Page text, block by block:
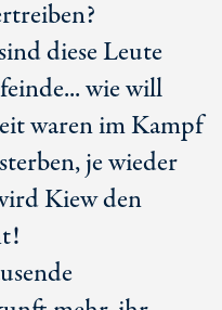
diese Leute
wie will
waren im Kampf
je wieder
Kiew den